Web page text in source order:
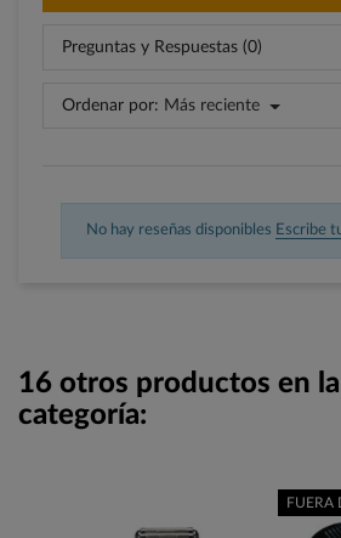
Preguntas y Respuestas (0)
Ordenar por: Más reciente
No hay reseñas disponibles Escribe
16 otros productos en
categoría:
FUERA